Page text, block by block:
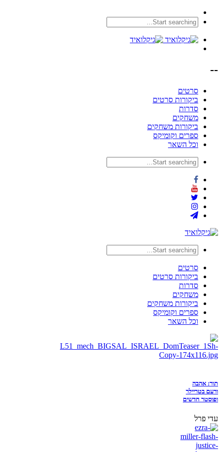
--
סרטים
ביקורות סרטים
סדרות
משחקים
ביקורות משחקים
ספרים וקומיקס
וכל השאר
סרטים
ביקורות סרטים
סדרות
משחקים
ביקורות משחקים
ספרים וקומיקס
וכל השאר
תור: אהבה
ורעם בטריילר
ופוסטר חדשים
עדי פרל